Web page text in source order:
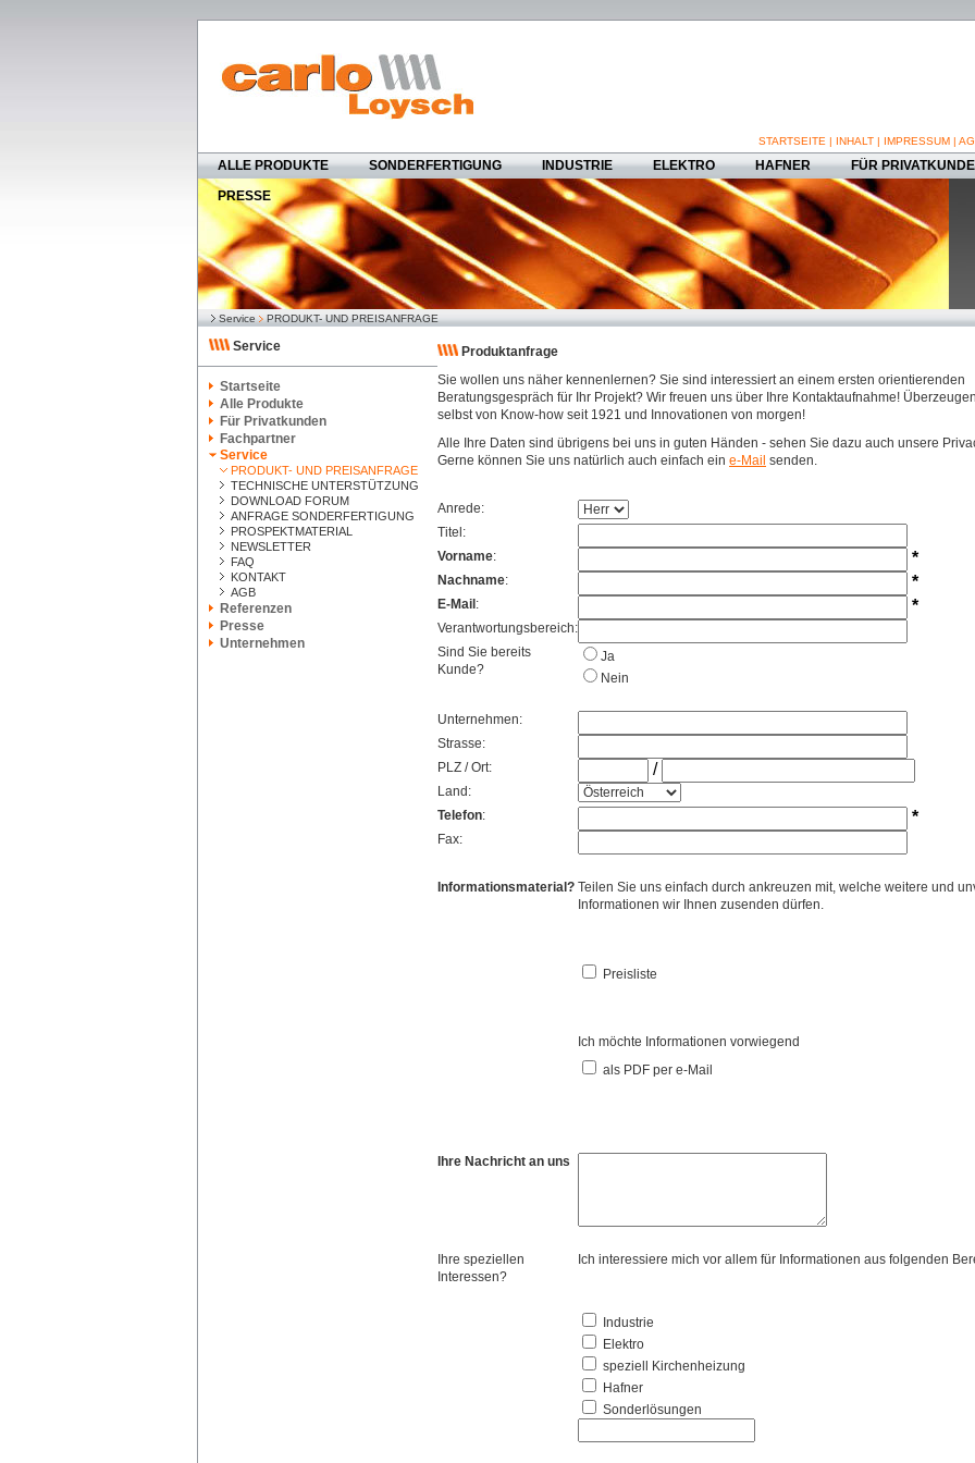
STARTSEITE | INHALT | IMPRESSUM |
ALLE PRODUKTE SONDERFERTIGUNG INDUSTRIE ELEKTRO HAFNER FÜR
PRESSE
Service PRODUKT- UND PREISANFRAGE
Service
Startseite
Alle Produkte
Für Privatkunden
Fachpartner
Service
PRODUKT- UND PREISANFRAGE
TECHNISCHE UNTERSTÜTZUNG
DOWNLOAD FORUM
ANFRAGE SONDERFERTIGUNG
PROSPEKTMATERIAL
NEWSLETTER
FAQ
KONTAKT
AGB
Referenzen
Presse
Unternehmen
Produktanfrage
Sie wollen uns näher kennenlernen? Sie sind interessiert an einem ersten orientierenden
Beratungsgespräch für Ihr Projekt? Wir freuen uns über Ihre Kontaktaufnahme!
selbst von Know-how seit 1921 und Innovationen von morgen!
Alle Ihre Daten sind übrigens bei uns in guten Händen - sehen Sie dazu auch unsere
Gerne können Sie uns natürlich auch einfach ein e-Mail senden.
Anrede:
Titel:
Vorname: *
Nachname: *
E-Mail : *
Verantwortungsbereich:
Sind Sie bereits
Kunde?
Ja
Nein
Unternehmen:
Strasse:
PLZ / Ort:
/
Land:
Telefon: *
Fax:
Informationsmaterial? Teilen Sie uns einfach durch ankreuzen mit, welche weitere und
Informationen wir Ihnen zusenden dürfen.
Preisliste
Ich möchte Informationen vorwiegend
als PDF per e-Mail
Ihre Nachricht an uns
Ihre speziellen
Interessen?
Ich interessiere mich vor allem für Informationen aus folgenden
Industrie
Elektro
speziell Kirchenheizung
Hafner
Sonderlösungen